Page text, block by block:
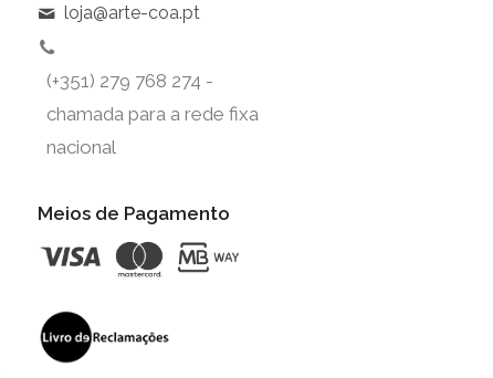
loja@arte-coa.pt
(+351) 279 768 274 -
chamada para a rede fixa
nacional
Meios de Pagamento